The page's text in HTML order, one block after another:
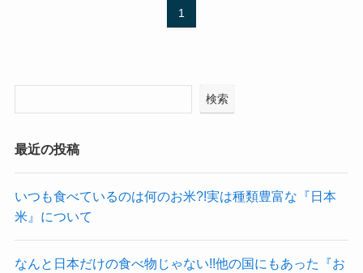
1
検索
最近の投稿
いつも食べているのは何のお米?!実は種類豊富な『日本
米』について
なんと日本だけの食べ物じゃない!!他の国にもあった『お